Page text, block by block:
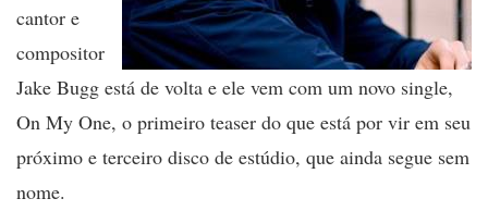
cantor e
compositor
Jake Bugg está de volta e ele vem com um novo single,
On My One, o primeiro teaser do que está por vir em seu
próximo e terceiro disco de estúdio, que ainda segue sem
nome.